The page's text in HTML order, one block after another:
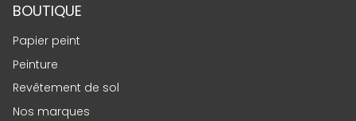
BOUTIQUE
Papier peint
Peinture
Revêtement de sol
Nos marques